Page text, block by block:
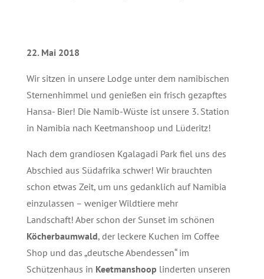
22. Mai 2018
Wir sitzen in unsere Lodge unter dem namibischen
Sternenhimmel und genießen ein frisch gezapftes
Hansa- Bier! Die Namib-Wüste ist unsere 3. Station
in Namibia nach Keetmanshoop und Lüderitz!
Nach dem grandiosen Kgalagadi Park fiel uns des
Abschied aus Südafrika schwer! Wir brauchten
schon etwas Zeit, um uns gedanklich auf Namibia
einzulassen – weniger Wildtiere mehr
Landschaft! Aber schon der Sunset im schönen
Köcherbaumwald, der leckere Kuchen im Coffee
Shop und das „deutsche Abendessen“ im
Schützenhaus in Keetmanshoop linderten unseren